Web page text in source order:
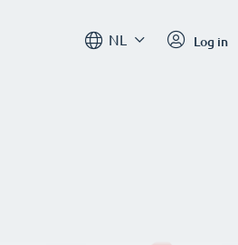
NL Log in